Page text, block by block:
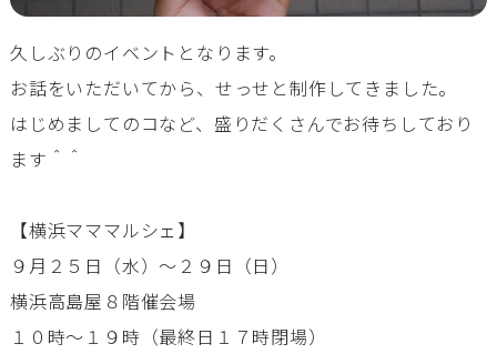
久しぶりのイベントとなります。
お話をいただいてから、せっせと制作してきました。
はじめましてのコなど、盛りだくさんでお待ちしており
ます＾＾
【横浜マママルシェ】
９月２５日（水）～２９日（日）
横浜高島屋８階催会場
１０時～１９時（最終日１７時閉場）